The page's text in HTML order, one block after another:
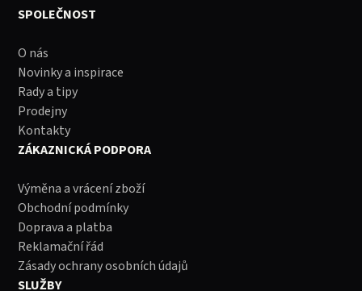
SPOLEČNOST
O nás
Novinky a inspirace
Rady a tipy
Prodejny
Kontakty
ZÁKAZNICKÁ PODPORA
Výměna a vrácení zboží
Obchodní podmínky
Doprava a platba
Reklamační řád
Zásady ochrany osobních údajů
SLUŽBY